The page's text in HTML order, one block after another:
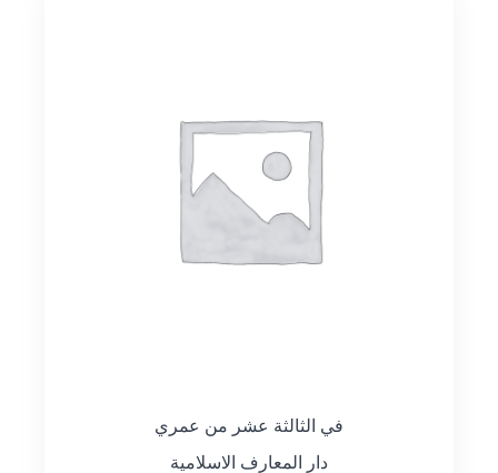
في الثالثة عشر من عمري
دار المعارف الاسلامية